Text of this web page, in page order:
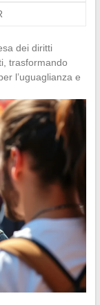
dei diritti
trasformando
l’uguaglianza e